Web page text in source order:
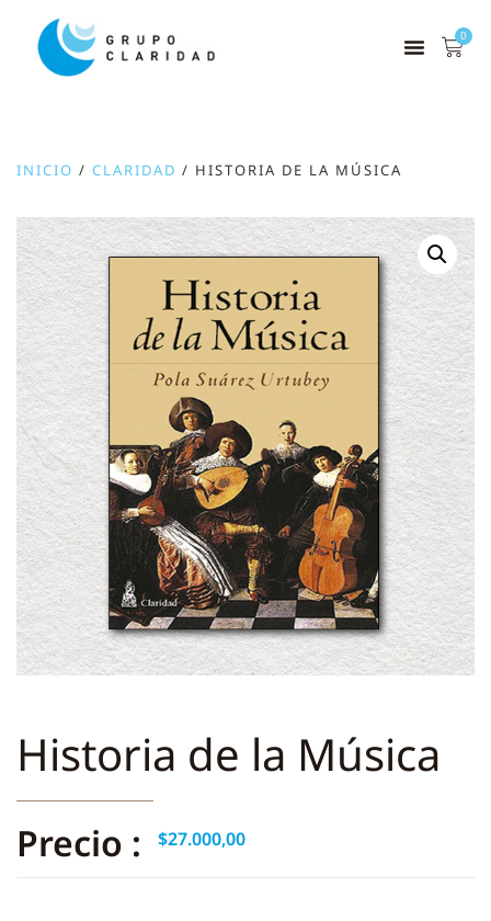
0
INICIO / CLARIDAD / HISTORIA DE LA MÚSICA
Historia de la Música
Precio : $27.000,00